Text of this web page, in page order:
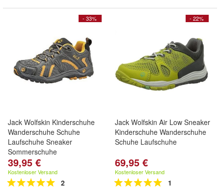
- 33%
Jack Wolfskin Kinderschuhe
Wanderschuhe Schuhe
Laufschuhe Sneaker
Sommerschuhe
39,95 €
Kostenloser Versand
2
- 22%
Jack Wolfskin Air Low Sneaker
Kinderschuhe Wanderschuhe
Schuhe Laufschuhe
69,95 €
Kostenloser Versand
1